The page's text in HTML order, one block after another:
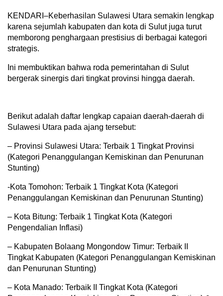
KENDARI–Keberhasilan Sulawesi Utara semakin lengkap
karena sejumlah kabupaten dan kota di Sulut juga turut
memborong penghargaan prestisius di berbagai kategori
strategis.
Ini membuktikan bahwa roda pemerintahan di Sulut
bergerak sinergis dari tingkat provinsi hingga daerah.
Berikut adalah daftar lengkap capaian daerah-daerah di
Sulawesi Utara pada ajang tersebut:
– Provinsi Sulawesi Utara: Terbaik 1 Tingkat Provinsi
(Kategori Penanggulangan Kemiskinan dan Penurunan
Stunting)
-Kota Tomohon: Terbaik 1 Tingkat Kota (Kategori
Penanggulangan Kemiskinan dan Penurunan Stunting)
– Kota Bitung: Terbaik 1 Tingkat Kota (Kategori
Pengendalian Inflasi)
– Kabupaten Bolaang Mongondow Timur: Terbaik II
Tingkat Kabupaten (Kategori Penanggulangan Kemiskinan
dan Penurunan Stunting)
– Kota Manado: Terbaik II Tingkat Kota (Kategori